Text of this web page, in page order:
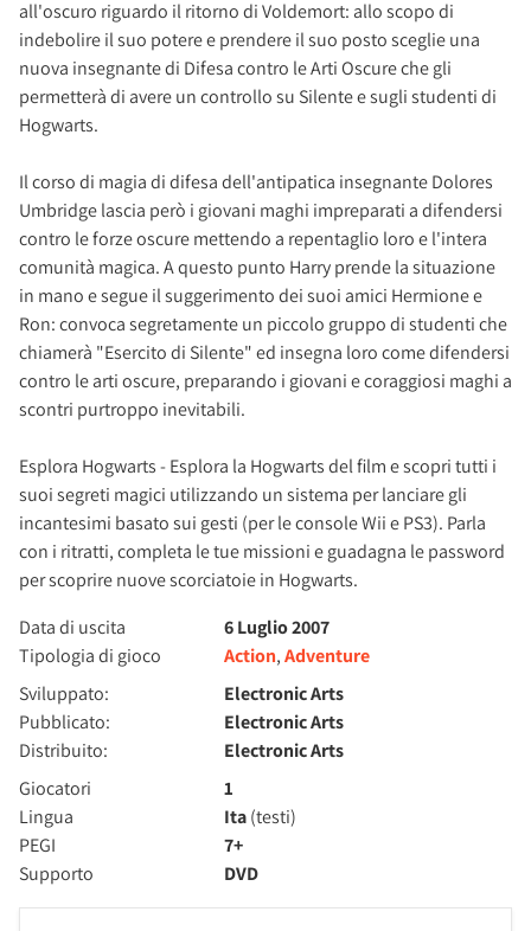
all'oscuro riguardo il ritorno di Voldemort: allo scopo di
indebolire il suo potere e prendere il suo posto sceglie una
nuova insegnante di Difesa contro le Arti Oscure che gli
permetterà di avere un controllo su Silente e sugli studenti di
Hogwarts.
Il corso di magia di difesa dell'antipatica insegnante Dolores
Umbridge lascia però i giovani maghi impreparati a difendersi
contro le forze oscure mettendo a repentaglio loro e l'intera
comunità magica. A questo punto Harry prende la situazione
in mano e segue il suggerimento dei suoi amici Hermione e
Ron: convoca segretamente un piccolo gruppo di studenti che
chiamerà "Esercito di Silente" ed insegna loro come difendersi
contro le arti oscure, preparando i giovani e coraggiosi maghi a
scontri purtroppo inevitabili.
Esplora Hogwarts - Esplora la Hogwarts del film e scopri tutti i
suoi segreti magici utilizzando un sistema per lanciare gli
incantesimi basato sui gesti (per le console Wii e PS3). Parla
con i ritratti, completa le tue missioni e guadagna le password
per scoprire nuove scorciatoie in Hogwarts.
Data di uscita
6 Luglio 2007
Tipologia di gioco
Action,Adventure
Sviluppato:
Electronic Arts
Pubblicato:
Electronic Arts
Distribuito:
Electronic Arts
Giocatori
1
Lingua
Ita(testi)
PEGI
7+
Supporto
DVD